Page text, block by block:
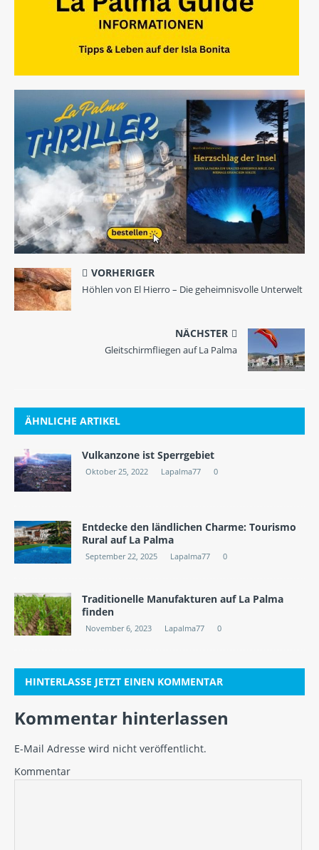
VORHERIGER
Höhlen von El Hierro – Die geheimnisvolle Unterwelt
NÄCHSTER
Gleitschirmfliegen auf La Palma
ÄHNLICHE ARTIKEL
Vulkanzone ist Sperrgebiet
Oktober 25, 2022 Lapalma77 0
Entdecke den ländlichen Charme: Tourismo
Rural auf La Palma
September 22, 2025 Lapalma77 0
Traditionelle Manufakturen auf La Palma
finden
November 6, 2023 Lapalma77 0
HINTERLASSE JETZT EINEN KOMMENTAR
Kommentar hinterlassen
E-Mail Adresse wird nicht veröffentlicht.
Kommentar